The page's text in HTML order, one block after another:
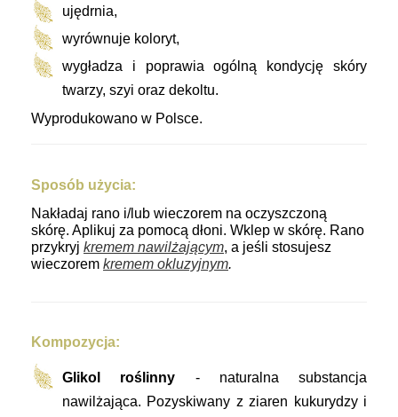
ujędrnia,
wyrównuje koloryt,
wygładza i poprawia ogólną kondycję skóry
twarzy, szyi oraz dekoltu.
Wyprodukowano w Polsce.
Sposób użycia:
Nakładaj rano i/lub wieczorem na oczyszczoną
skórę. Aplikuj za pomocą dłoni. Wklep w skórę. Rano
przykryj kremem nawilżającym, a jeśli stosujesz
wieczorem kremem okluzyjnym.
Kompozycja:
Glikol roślinny - naturalna substancja
nawilżająca. Pozyskiwany z ziaren kukurydzy i